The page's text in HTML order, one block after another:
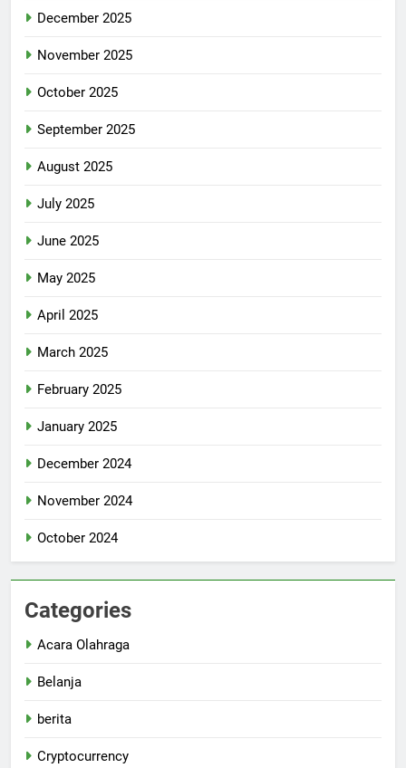
December 2025
November 2025
October 2025
September 2025
August 2025
July 2025
June 2025
May 2025
April 2025
March 2025
February 2025
January 2025
December 2024
November 2024
October 2024
Categories
Acara Olahraga
Belanja
berita
Cryptocurrency